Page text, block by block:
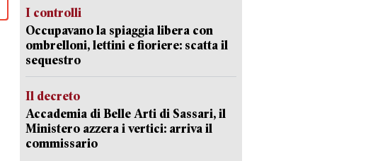
I controlli
Occupavano la spiaggia libera con
ombrelloni, lettini e fioriere: scatta il
sequestro
Il decreto
Accademia di Belle Arti di Sassari, il
Ministero azzera i vertici: arriva il
commissario